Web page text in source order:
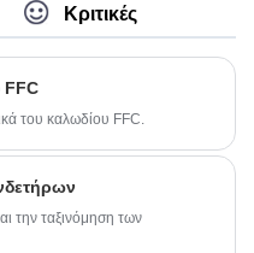
πνεύματός τους.
Κριτικές
FFC
του καλωδίου FFC.
την ταξινόμηση των